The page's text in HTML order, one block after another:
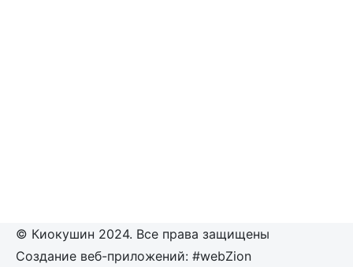
© Киокушин 2024. Все права защищены
Создание веб-приложений: #webZion